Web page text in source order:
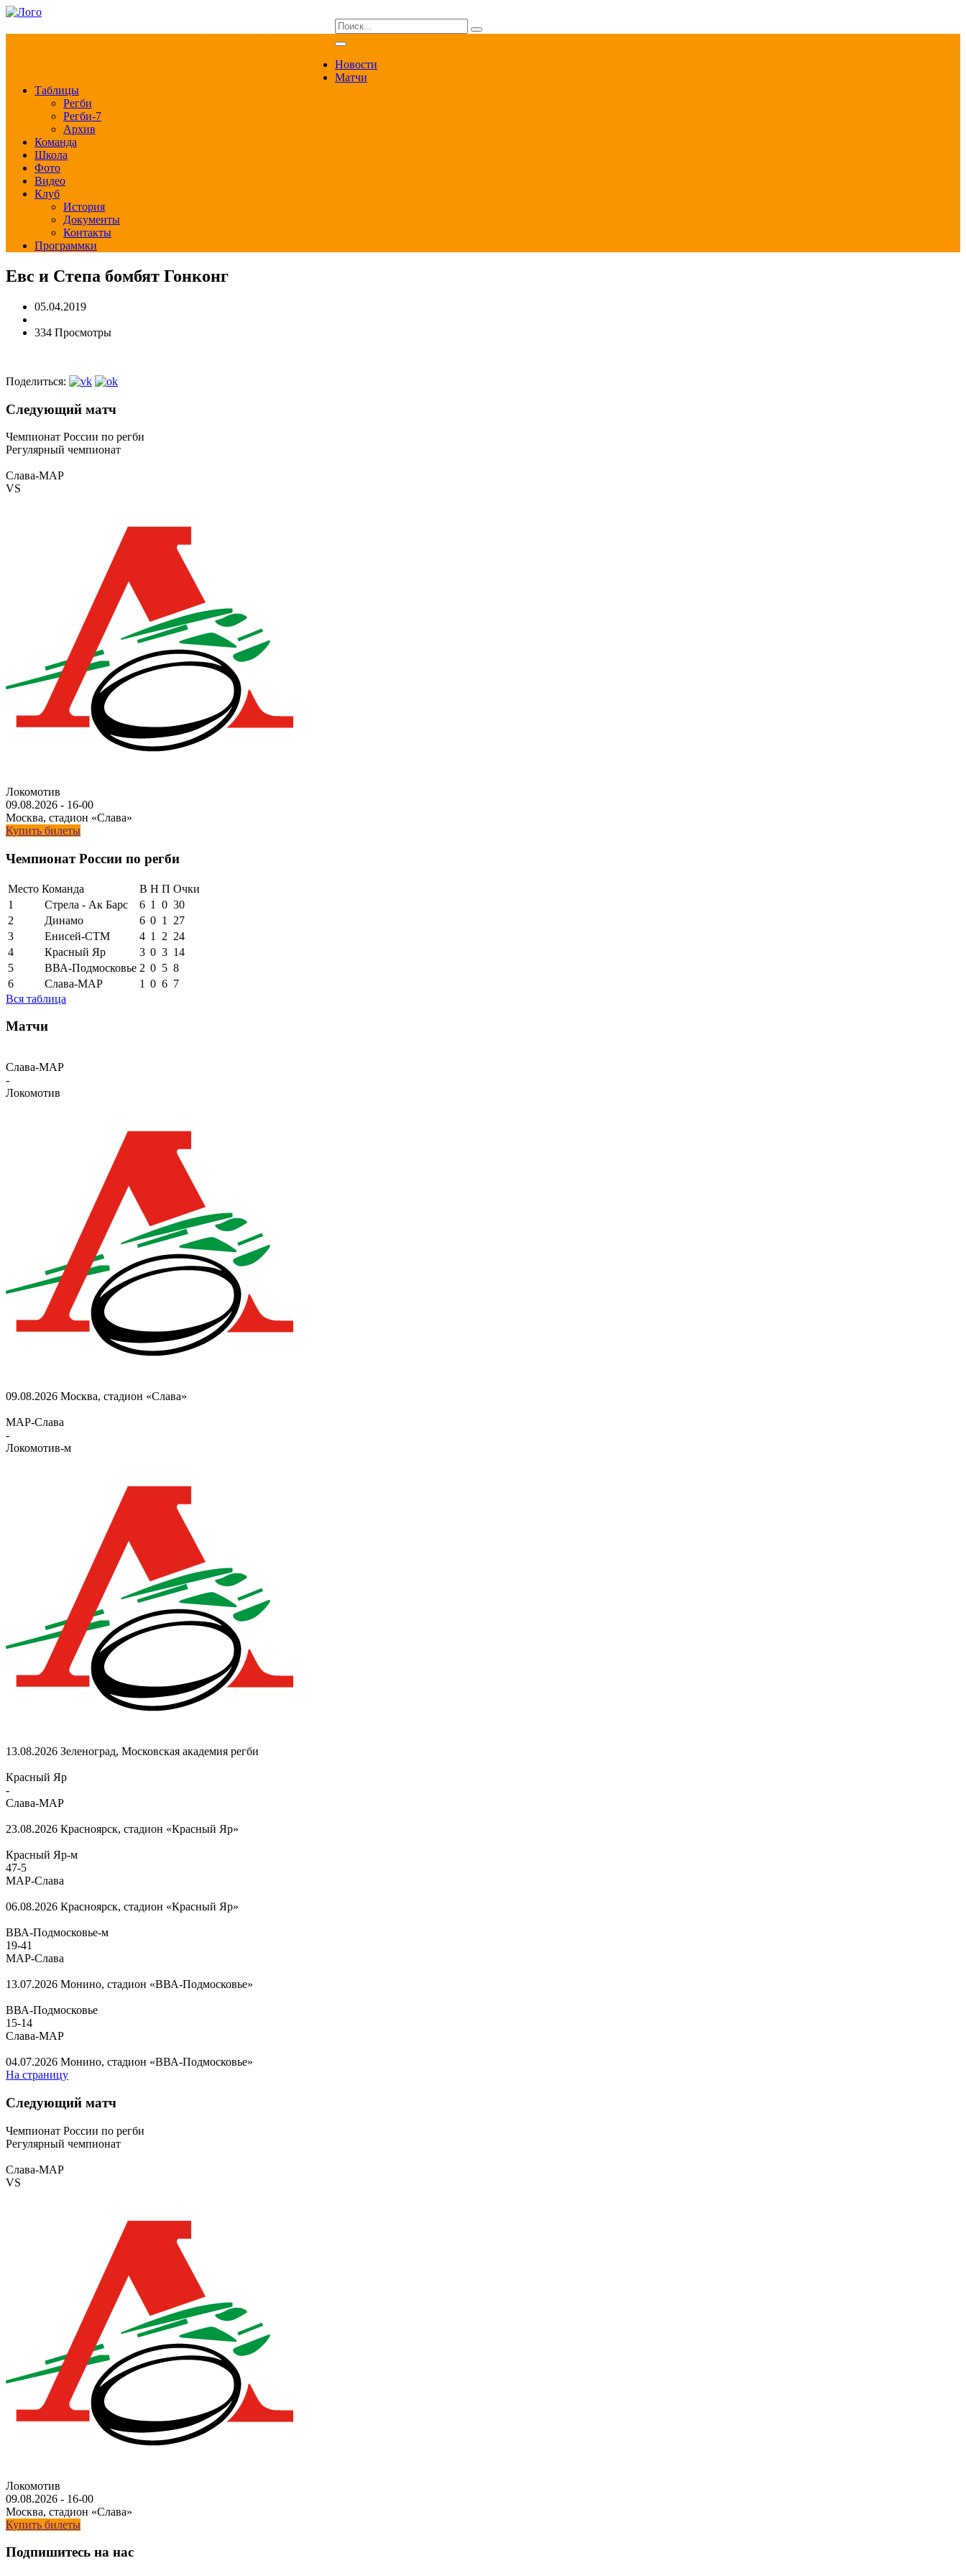
Новости
Матчи
Таблицы
Регби
Регби-7
Архив
Команда
Школа
Фото
Видео
Клуб
История
Документы
Контакты
Программки
Евс и Степа бомбят Гонконг
05.04.2019
334 Просмотры
Поделиться:
Следующий матч
Чемпионат России по регби
Регулярный чемпионат
Слава-МАР
VS
Локомотив
09.08.2026 - 16-00
Москва, стадион «Слава»
Купить билеты
Чемпионат России по регби
Место Команда В Н П Очки
1
Стрела - Ак Барс 6 1 0 30
2
Динамо 6 0 1
27
3
Енисей-СТМ 4 1 2 24
4
Красный Яр 3 0 3 14
5
ВВА-Подмосковье 2 0 5 8
6
Слава-МАР 1 0 6 7
Вся таблица
Матчи
Слава-МАР
-
Локомотив
09.08.2026 Москва, стадион «Слава»
МАР-Слава
-
Локомотив-м
13.08.2026 Зеленоград, Московская академия регби
Красный Яр
-
Слава-МАР
23.08.2026 Красноярск, стадион «Красный Яр»
Красный Яр-м
47-5
МАР-Слава
06.08.2026 Красноярск, стадион «Красный Яр»
ВВА-Подмосковье-м
19-41
МАР-Слава
13.07.2026 Монино, стадион «ВВА-Подмосковье»
ВВА-Подмосковье
15-14
Слава-МАР
04.07.2026 Монино, стадион «ВВА-Подмосковье»
На страницу
Следующий матч
Чемпионат России по регби
Регулярный чемпионат
Слава-МАР
VS
Локомотив
09.08.2026 - 16-00
Москва, стадион «Слава»
Купить билеты
Подпишитесь на нас